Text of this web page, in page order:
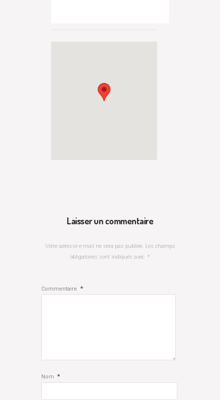
Laisser un commentaire
Votre adresse e-mail ne sera pas publiée. Les champs
obligatoires sont indiqués avec *
Commentaire *
Nom *